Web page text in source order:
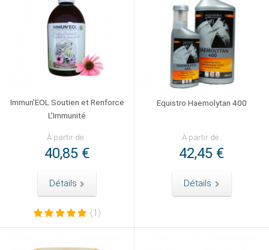
Immun'EOL Soutien et Renforce
L'Immunité
À partir de :
40,85 €
Détails
(1)
Equistro Haemolytan 400
À partir de :
42,45 €
Détails